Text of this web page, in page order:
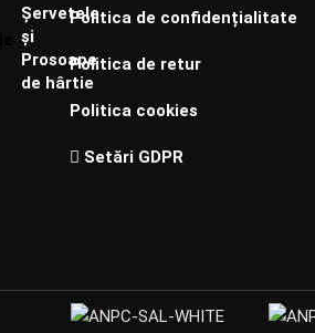
Șervețele
și
Prosoape
de hârtie
Politica de confidențialitate
Politica de retur
Politica cookies
Setări GDPR